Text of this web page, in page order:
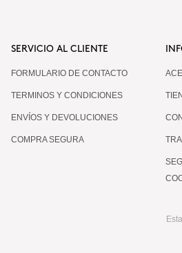
SERVICIO AL CLIENTE
FORMULARIO DE CONTACTO
TERMINOS Y CONDICIONES
ENVÍOS Y DEVOLUCIONES
COMPRA SEGURA